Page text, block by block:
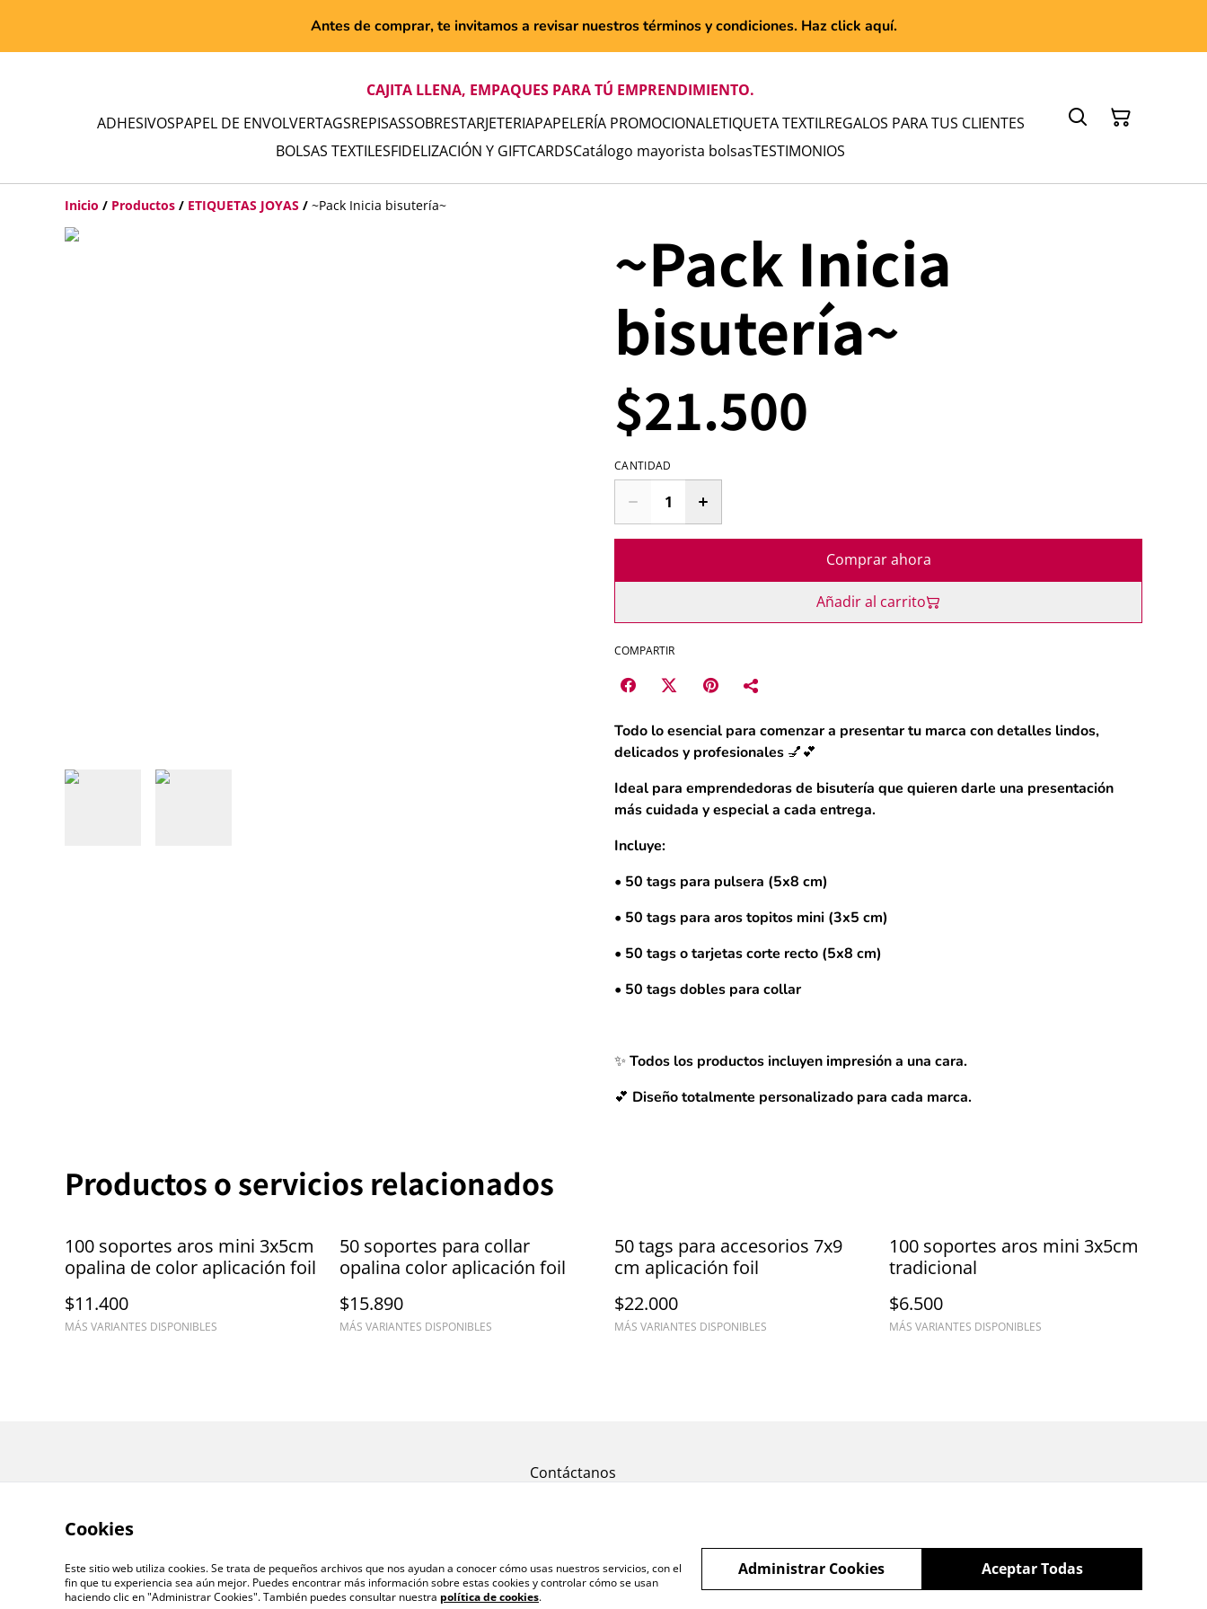
Antes de comprar, te invitamos a revisar nuestros términos y condiciones. Haz click aquí.
CAJITA LLENA, EMPAQUES PARA TÚ EMPRENDIMIENTO.
ADHESIVOSPAPEL DE ENVOLVERTAGSREPISASSOBRESTARJETERIAPAPELERÍA PROMOCIONALETIQUETA TEXTILREGALOS PARA TUS CLIENTES
BOLSAS TEXTILESFIDELIZACIÓN Y GIFTCARDSCatálogo mayorista bolsasTESTIMONIOS
Inicio / Productos / ETIQUETAS JOYAS / ~Pack Inicia bisutería~
~Pack Inicia
bisutería~
$21.500
CANTIDAD
Comprar ahora
Añadir al carrito
COMPARTIR
Todo lo esencial para comenzar a presentar tu marca con detalles lindos,
delicados y profesionales 💅💕
Ideal para emprendedoras de bisutería que quieren darle una presentación
más cuidada y especial a cada entrega.
Incluye:
• 50 tags para pulsera (5x8 cm)
• 50 tags para aros topitos mini (3x5 cm)
• 50 tags o tarjetas corte recto (5x8 cm)
• 50 tags dobles para collar
✨ Todos los productos incluyen impresión a una cara.
💕 Diseño totalmente personalizado para cada marca.
Productos o servicios relacionados
100 soportes aros mini 3x5cm
opalina de color aplicación foil
$11.400
MÁS VARIANTES DISPONIBLES
50 soportes para collar
opalina color aplicación foil
$15.890
MÁS VARIANTES DISPONIBLES
50 tags para accesorios 7x9
cm aplicación foil
$22.000
MÁS VARIANTES DISPONIBLES
100 soportes aros mini 3x5cm
tradicional
$6.500
MÁS VARIANTES DISPONIBLES
Contáctanos
©2026 CAJITA LLENA, EMPAQUES PARA TÚ EMPRENDIMIENTO.
Cookies
Este sitio web utiliza cookies. Se trata de pequeños archivos que nos ayudan a conocer cómo usas nuestros servicios, con el
fin que tu experiencia sea aún mejor. Puedes encontrar más información sobre estas cookies y controlar cómo se usan
haciendo clic en "Administrar Cookies". También puedes consultar nuestra política de cookies.
Aceptar Todas
Administrar Cookies